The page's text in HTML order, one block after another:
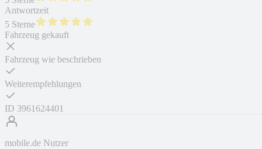
Antwortzeit
5 Sterne
Fahrzeug gekauft
Fahrzeug wie beschrieben
Weiterempfehlungen
ID 3961624401
mobile.de Nutzer